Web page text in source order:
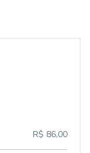
R$ 86,00